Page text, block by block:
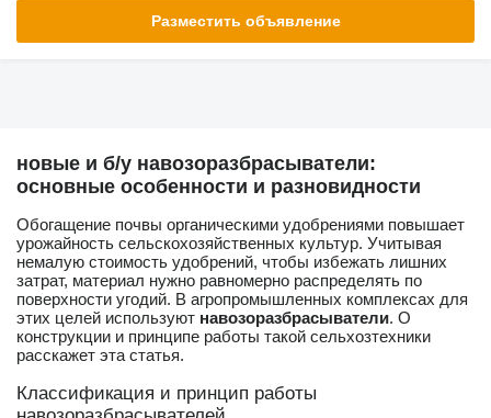
Разместить объявление
новые и б/у навозоразбрасыватели:
основные особенности и разновидности
Обогащение почвы органическими удобрениями повышает
урожайность сельскохозяйственных культур. Учитывая
немалую стоимость удобрений, чтобы избежать лишних
затрат, материал нужно равномерно распределять по
поверхности угодий. В агропромышленных комплексах для
этих целей используют навозоразбрасыватели. О
конструкции и принципе работы такой сельхозтехники
расскажет эта статья.
Классификация и принцип работы